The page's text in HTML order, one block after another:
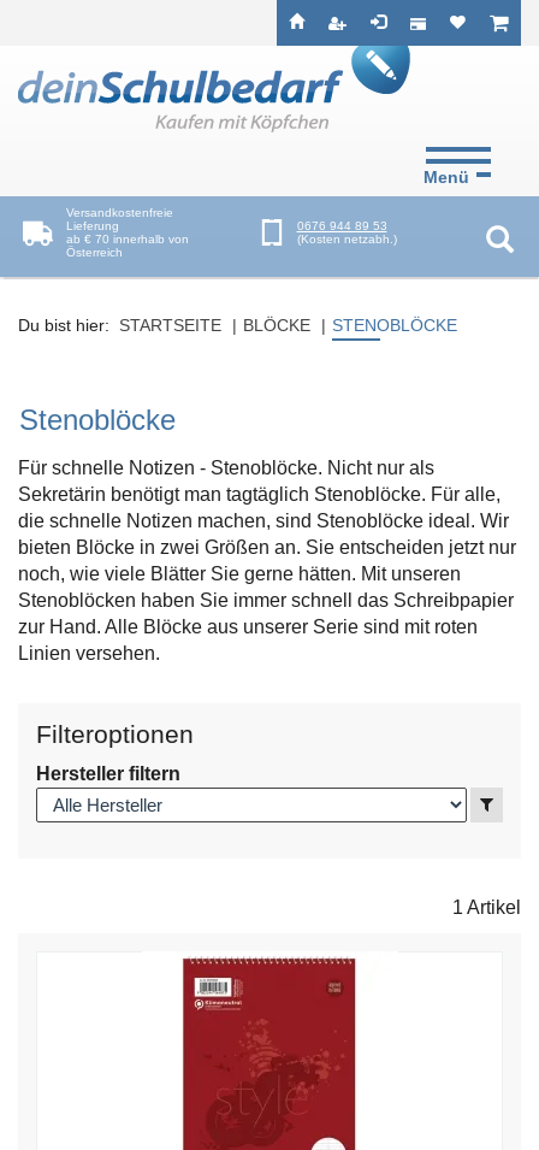
ist leerist
Menü
Versandkostenfreie
Lieferung
ab € 70 innerhalb von
Österreich
0676 944 89 53
(Kosten netzabh.)
Du bist hier: STARTSEITE BLÖCKE STENOBLÖCKE
Stenoblöcke
Für schnelle Notizen - Stenoblöcke. Nicht nur als
Sekretärin benötigt man tagtäglich Stenoblöcke. Für alle,
die schnelle Notizen machen, sind Stenoblöcke ideal. Wir
bieten Blöcke in zwei Größen an. Sie entscheiden jetzt nur
noch, wie viele Blätter Sie gerne hätten. Mit unseren
Stenoblöcken haben Sie immer schnell das Schreibpapier
zur Hand. Alle Blöcke aus unserer Serie sind mit roten
Linien versehen.
Filteroptionen
Hersteller filtern
1 Artikel